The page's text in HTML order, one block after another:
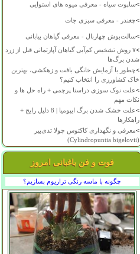
>ساپوت سیاه - معرفی میوه های استوایی
>چغندر - معرفی سبزی جات
>سالت‌بوش چهاربال - معرفی گیاهان بیابانی
>
۷ روش تشخیص کم‌آبی گیاهان آپارتمانی قبل از زرد
شدن برگ‌ها
>چطور با آزمایش خانگی بافت و زهکشی، بهترین
خاک کشاورزی را انتخاب کنیم؟
>علت نوک سوزی دراسنا پرچمی + راه حل ها و
نکات مهم
>
علت خشک شدن برگ ایپومیا | 8 دلیل رایج +
راهکارها
>معرفی و نگهداری کاکتوس چولا تدی‌بیر
(Cylindropuntia bigelovii)
فوت و فن باغبانی امروز
چگونه با ماسه رنگی تراریوم بسازیم؟